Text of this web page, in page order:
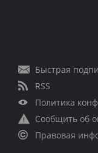
Быстрая
RSS
Политика
Сообщить об
Правовая